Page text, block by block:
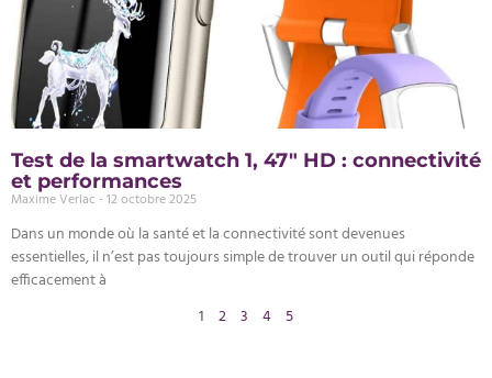
Test de la smartwatch 1, 47″ HD : connectivité
et performances
Maxime Verlac 12 octobre 2025
Dans un monde où la santé et la connectivité sont devenues
essentielles, il n’est pas toujours simple de trouver un outil qui réponde
efficacement à
1
2 3 4 5